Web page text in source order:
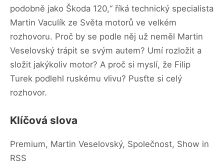
podobně jako Škoda 120,“ říká technický specialista
Martin Vaculík ze Světa motorů ve velkém
rozhovoru. Proč by se podle něj už neměl Martin
Veselovský trápit se svým autem? Umí rozložit a
složit jakýkoliv motor? A proč si myslí, že Filip
Turek podlehl ruskému vlivu? Pusťte si celý
rozhovor.
Klíčová slova
Premium, Martin Veselovský, Společnost, Show in
RSS